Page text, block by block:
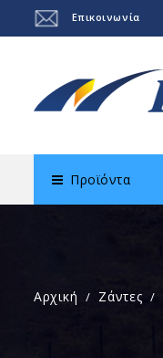
Επικοινωνία
Προϊόντα
Αρχική Ζάντες